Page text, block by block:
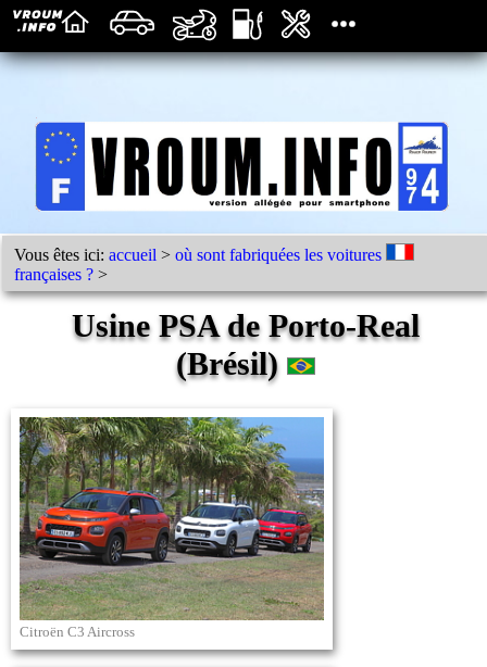
Vous êtes ici:accueil >où sont fabriquées les voitures
françaises ? >
Usine PSA de Porto-Real
(Brésil)
Citroën C3 Aircross